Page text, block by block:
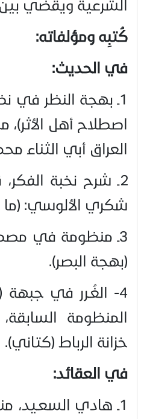
الشرعية ويقضي
كُتبِه ومؤلفاته:
في الحديث:
1ـ بهجة النظر في
اصطلاح أهل
العراق أبي الثناء
2ـ شرح نخبة
شكري الألوسي: (ما
3ـ منظومة في
(بهجة البصر).
4- الغُـرر في جبهة
المنظومة
خزانة الرباط (كتاني).
في العقائد:
1ـ هادي